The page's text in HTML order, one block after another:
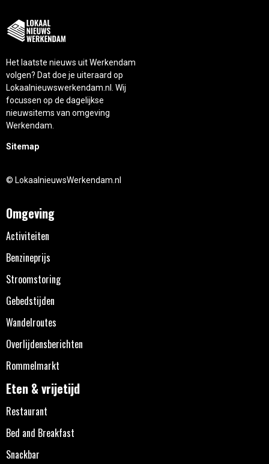
Het laatste nieuws uit Werkendam
volgen? Dat doe je uiteraard op
Lokaalnieuwswerkendam.nl. Wij
focussen op de dagelijkse
nieuwsitems van omgeving
Werkendam.
Sitemap
© LokaalnieuwsWerkendam.nl
Omgeving
Activiteiten
Benzineprijs
Stroomstoring
Gebedstijden
Wandelroutes
Overlijdensberichten
Rommelmarkt
Eten & vrijetijd
Restaurant
Bed and Breakfast
Snackbar